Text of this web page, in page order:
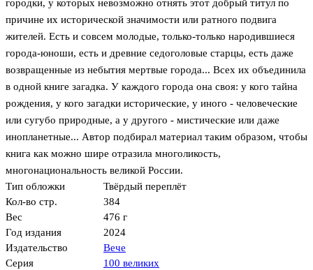
городки, у которых невозможно отнять этот добрый титул по
причине их исторической значимости или ратного подвига
жителей. Есть и совсем молодые, только-только народившиеся
города-юноши, есть и древние седоголовые старцы, есть даже
возвращенные из небытия мертвые города... Всех их объединила
в одной книге загадка. У каждого города она своя: у кого тайна
рождения, у кого загадки исторические, у иного - человеческие
или сугубо природные, а у другого - мистические или даже
инопланетные... Автор подбирал материал таким образом, чтобы
книга как можно шире отразила многоликость,
многонациональность великой России.
Тип обложки
Твёрдый переплёт
Кол-во стр.
384
Вес
476 г
Год издания
2024
Издательство
Вече
Серия
100 великих